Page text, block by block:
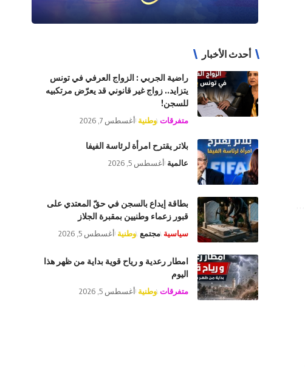
أحدث الأخبار
راضية الجربي : الزواج العرفي في تونس
يتزايد.. زواج غير قانوني قد يعرّض مرتكبيه
للسجن!
متفرقات وطنية أغسطس 7, 2026
بلاتر يقترح امرأة لرئاسة الفيفا
عالمية أغسطس 5, 2026
بطاقة إيداع بالسجن في حقّ المعتدي على
قبور زعماء وطنيين بمقبرة الجلاز
سياسية مجتمع وطنية أغسطس 5, 2026
امطار رعدية و رياح قوية بداية من ظهر هذا
اليوم
متفرقات وطنية أغسطس 5, 2026